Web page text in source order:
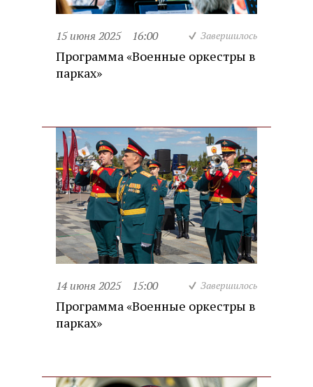
15 июня 2025 16:00 Завершилось
Программа «Военные оркестры в
парках»
14 июня 2025 15:00 Завершилось
Программа «Военные оркестры в
парках»